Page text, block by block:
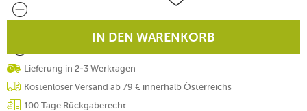
IN DEN WARENKORB
Lieferung in 2-3 Werktagen
Kostenloser Versand ab 79 € innerhalb Österreichs
100 Tage Rückgaberecht